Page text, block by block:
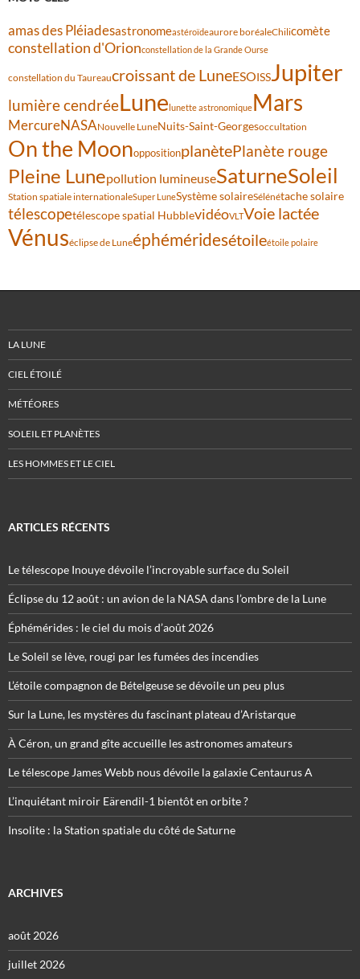
amas des Pléiadesastronomeastéroïdeaurore boréaleChilicomète
constellation d'Orionconstellation de la Grande Ourse
constellation du Taureaucroissant de LuneESOISSJupiter
lumière cendréeLunelunette astronomiqueMars
MercureNASANouvelle LuneNuits-Saint-Georgesoccultation
On the MoonoppositionplanètePlanète rouge
Pleine Lunepollution lumineuseSaturneSoleil
Station spatiale internationaleSuper LuneSystème solaireSélénétache solaire
télescopetélescope spatial HubblevidéoVLTVoie lactée
Vénuséclipse de Luneéphéméridesétoileétoile polaire
LA LUNE
CIEL ÉTOILÉ
MÉTÉORES
SOLEIL ET PLANÈTES
LES HOMMES ET LE CIEL
ARTICLES RÉCENTS
Le télescope Inouye dévoile l’incroyable surface du Soleil
Éclipse du 12 août : un avion de la NASA dans l’ombre de la Lune
Éphémérides : le ciel du mois d’août 2026
Le Soleil se lève, rougi par les fumées des incendies
L’étoile compagnon de Bételgeuse se dévoile un peu plus
Sur la Lune, les mystères du fascinant plateau d’Aristarque
À Céron, un grand gîte accueille les astronomes amateurs
Le télescope James Webb nous dévoile la galaxie Centaurus A
L’inquiétant miroir Eärendil-1 bientôt en orbite ?
Insolite : la Station spatiale du côté de Saturne
ARCHIVES
août 2026
juillet 2026